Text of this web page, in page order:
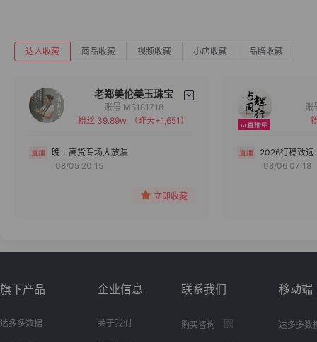
达人收藏 商品收藏 视频收藏 小店收藏 品牌收藏
老郑美伦美玉珠宝
备注
分组
账号 M5181718
粉丝 39.89w
（昨天+1,651）
晚上高货专场大放漏
08/05 20:15
立即收藏
2026行稳致远
08/06 07:18
旗下产品
达多多数据
企业信息
关于我们
联系我们
购买咨询
移动端
达多多数